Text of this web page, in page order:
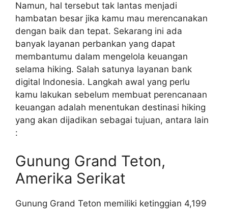
Namun, hal tersebut tak lantas menjadi
hambatan besar jika kamu mau merencanakan
dengan baik dan tepat. Sekarang ini ada
banyak layanan perbankan yang dapat
membantumu dalam mengelola keuangan
selama hiking. Salah satunya layanan bank
digital Indonesia. Langkah awal yang perlu
kamu lakukan sebelum membuat perencanaan
keuangan adalah menentukan destinasi hiking
yang akan dijadikan sebagai tujuan, antara lain
:
Gunung Grand Teton,
Amerika Serikat
Gunung Grand Teton memiliki ketinggian 4,199